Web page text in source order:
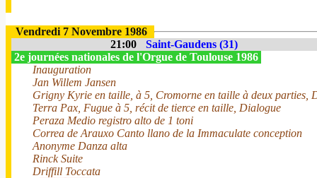
Vendredi 7 Novembre 1986
21:00
Saint-Gaudens (31)
2e journées nationales de l'Orgue de Toulouse 1986
Inauguration
Jan Willem Jansen
Grigny Kyrie en taille, à 5, Cromorne en taille à deux parties,
Terra Pax, Fugue à 5, récit de tierce en taille, Dialogue
Peraza Medio registro alto de 1 toni
Correa de Arauxo Canto llano de la Immaculate conception
Anonyme Danza alta
Rinck Suite
Driffill Toccata